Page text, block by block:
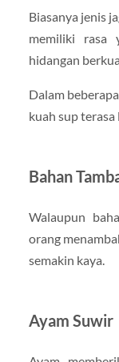
Biasanya jenis
memiliki rasa
hidangan
Dalam
kuah sup terasa
Bahan
Walaupun
orang
semakin kaya.
Ayam Suwir